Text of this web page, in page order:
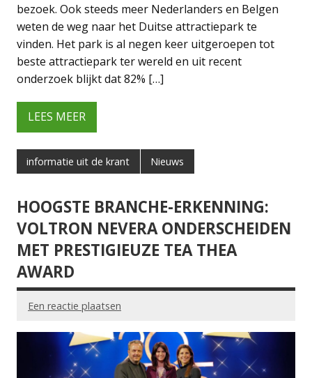
bezoek. Ook steeds meer Nederlanders en Belgen
weten de weg naar het Duitse attractiepark te
vinden. Het park is al negen keer uitgeroepen tot
beste attractiepark ter wereld en uit recent
onderzoek blijkt dat 82% […]
LEES MEER
informatie uit de krant Nieuws
HOOGSTE BRANCHE-ERKENNING:
VOLTRON NEVERA ONDERSCHEIDEN
MET PRESTIGIEUZE TEA THEA
AWARD
Een reactie plaatsen